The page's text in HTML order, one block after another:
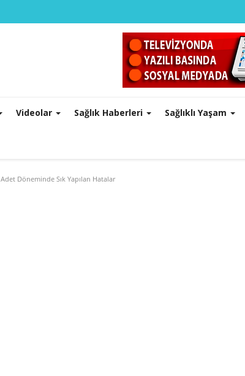
Videolar Sağlık Haberleri Sağlıklı Yaşam
Adet Döneminde Sık Yapılan Hatalar